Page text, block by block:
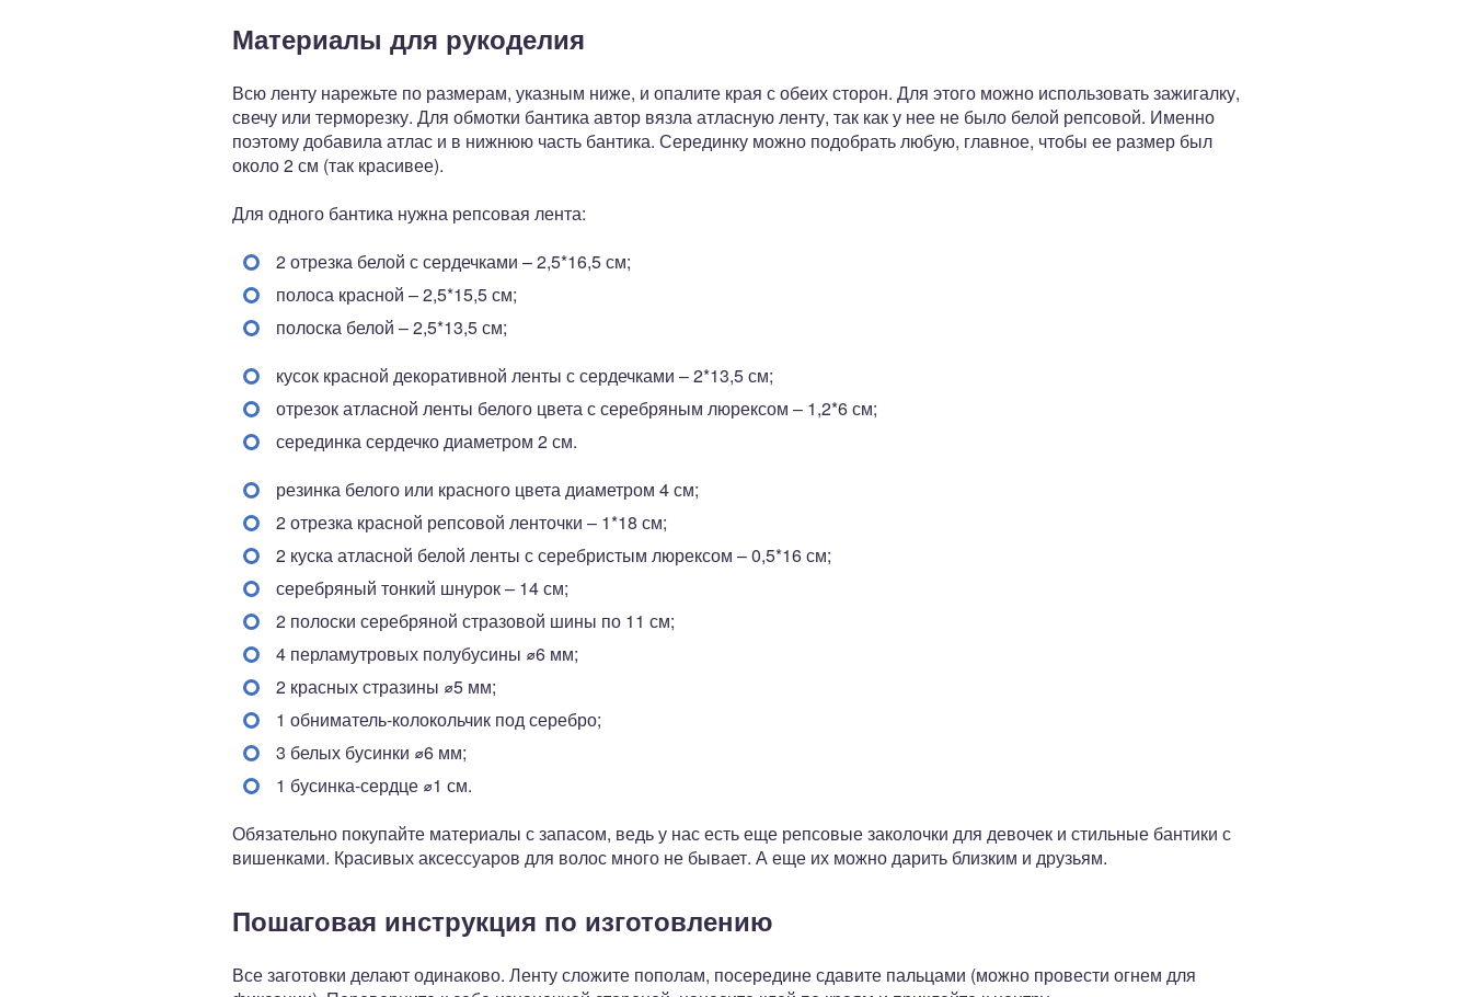
Материалы для рукоделия
Всю ленту нарежьте по размерам, указным ниже, и опалите края с обеих сторон. Для этого можно использовать зажигалку,
свечу или терморезку. Для обмотки бантика автор вязла атласную ленту, так как у нее не было белой репсовой. Именно
поэтому добавила атлас и в нижнюю часть бантика. Серединку можно подобрать любую, главное, чтобы ее размер был
около 2 см (так красивее).
Для одного бантика нужна репсовая лента:
2 отрезка белой с сердечками – 2,5*16,5 см;
полоса красной – 2,5*15,5 см;
полоска белой – 2,5*13,5 см;
кусок красной декоративной ленты с сердечками – 2*13,5 см;
отрезок атласной ленты белого цвета с серебряным люрексом – 1,2*6 см;
серединка сердечко диаметром 2 см.
резинка белого или красного цвета диаметром 4 см;
2 отрезка красной репсовой ленточки – 1*18 см;
2 куска атласной белой ленты с серебристым люрексом – 0,5*16 см;
серебряный тонкий шнурок – 14 см;
2 полоски серебряной стразовой шины по 11 см;
4 перламутровых полубусины ⌀6 мм;
2 красных стразины ⌀5 мм;
1 обниматель-колокольчик под серебро;
3 белых бусинки ⌀6 мм;
1 бусинка-сердце ⌀1 см.
Обязательно покупайте материалы с запасом, ведь у нас есть еще репсовые заколочки для девочек и стильные бантики с
вишенками. Красивых аксессуаров для волос много не бывает. А еще их можно дарить близким и друзьям.
Пошаговая инструкция по изготовлению
Все заготовки делают одинаково. Ленту сложите пополам, посередине сдавите пальцами (можно провести огнем для